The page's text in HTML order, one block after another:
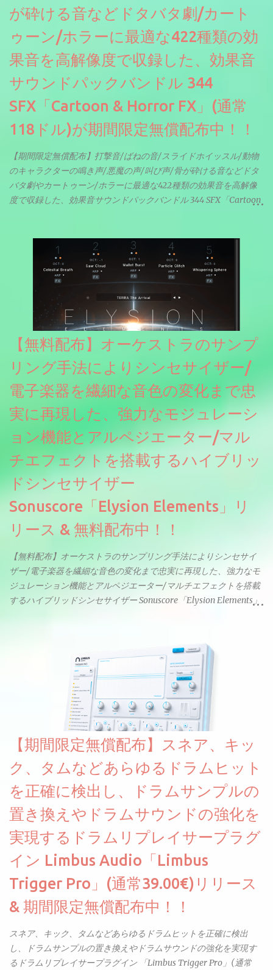
が砕ける音などドタバタ劇/カート
ゥーン/ホラーに最適な422種類の効
果音を高解像度で収録した、効果音
サウンドパックバンドル 344
SFX「Cartoon & Horror FX」(通常
118ドル)が期間限定無償配布中！！
【期間限定無償配布】打撃音/ばねの音/スライドホイッスル/動物
のキャラクターの鳴き声/悪魔の声/叫び声/骨が砕ける音などドタ
バタ劇やカートゥーン/ホラーに最適な422種類の効果音を高解像
度で収録した、効果音サウンドパックバンドル 344 SFX「Cartoon
【無料配布】オーケストラのサンプ
リング手法によりシンセサイザー/
電子楽器を繊細な音色の変化まで忠
実に再現した、強力なモジュレーシ
ョン機能とアルペジエーター/マル
チエフェクトを搭載するハイブリッ
ドシンセサイザー
Sonuscore「Elysion Elements」リ
リース & 無料配布中！！
【無料配布】オーケストラのサンプリング手法によりシンセサイ
ザー/電子楽器を繊細な音色の変化まで忠実に再現した、強力なモ
ジュレーション機能とアルペジエーター/マルチエフェクトを搭載
するハイブリッドシンセサイザー Sonuscore「Elysion Elements」
えるようになっています。総容量も7GBを超えます。複数の設定に
より音色が作りこまれているため、あらかじめアルペジオがプロ
グラムされているプリセットも多いですが、アルペジオを切るこ
とももちろんできます。 ほとんどのシンセライブラリは、音を一
度サンプリングしてベロシティで音量を調整します。 しかし、
ELYSIONは違います。ビンテージシンセを含む様々な音源から、
複数のベロシティレイヤーにわたって録音し、各レイヤーを整形
することで、弱く演奏した場合と強く演奏した場合で、全く異な
る音色が得られます。単に音量を変えただけの同じ音ではありま
せん。
【期間限定無償配布】スネア、キッ
ク、タムなどあらゆるドラムヒット
を正確に検出し、ドラムサンプルの
置き換えやドラムサウンドの強化を
実現するドラムリプレイサープラグ
イン Limbus Audio「Limbus
Trigger Pro」(通常39.00€)リリース
& 期間限定無償配布中！！
スネア、キック、タムなどあらゆるドラムヒットを正確に検出
し、ドラムサンプルの置き換えやドラムサウンドの強化を実現す
るドラムリプレイサープラグイン 「Limbus Trigger Pro」(通常